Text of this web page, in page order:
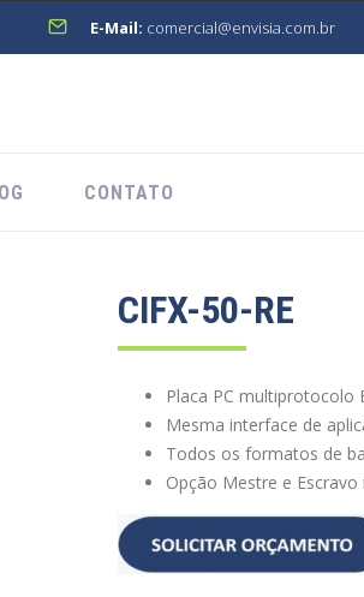
E-Mail: comercial@envisia.com.br
CONTATO
CIFX-50-RE
Placa PC multiprotocolo
Mesma interface de
Todos os formatos de
Opção Mestre e